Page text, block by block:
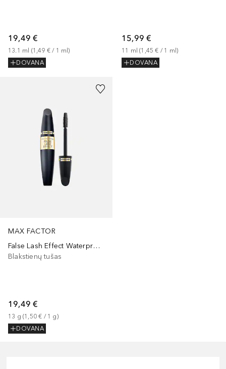
19,49 €
13.1 ml (1,49 € / 1 ml)
DOVANA
15,99 €
11 ml (1,45 € / 1 ml)
DOVANA
MAX FACTOR
False Lash Effect Waterproof
Blakstienų tušas
19,49 €
13 g (1,50 € / 1 g)
DOVANA